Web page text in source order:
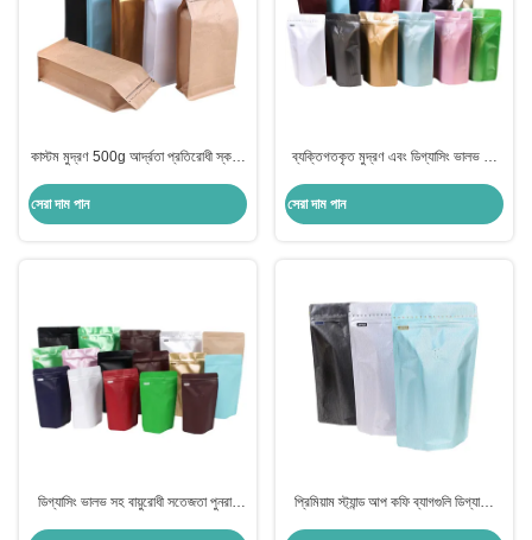
কাস্টম মুদ্রণ 500g আর্দ্রতা প্রতিরোধী স্কয়ার
প্যাকেজিং জন্য জিপার সঙ্গে
সেরা দাম পান
ব্যক্তিগতকৃত মুদ্রণ এবং ডিগ্যাসিং ভালভ সহ
সেরা দাম পান
ডিগ্যাসিং ভালভ সহ বায়ুরোধী সতেজতা পুনরায়
প্রিমিয়াম স্ট্যান্ড আপ কফি ব্যাগগুলি ডিগ্যাসিং